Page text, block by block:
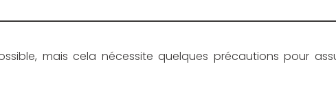
mais cela nécessite quelques précautions pour